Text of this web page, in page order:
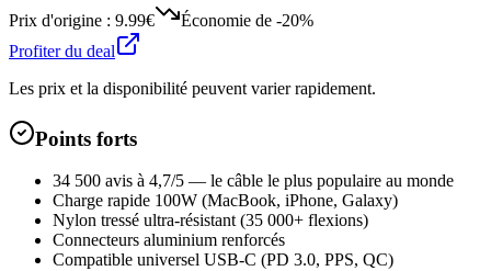
Prix d'origine : 9.99€ Économie de -20%
Profiter du deal
Les prix et la disponibilité peuvent varier rapidement.
Points forts
34 500 avis à 4,7/5 — le câble le plus populaire au monde
Charge rapide 100W (MacBook, iPhone, Galaxy)
Nylon tressé ultra-résistant (35 000+ flexions)
Connecteurs aluminium renforcés
Compatible universel USB-C (PD 3.0, PPS, QC)